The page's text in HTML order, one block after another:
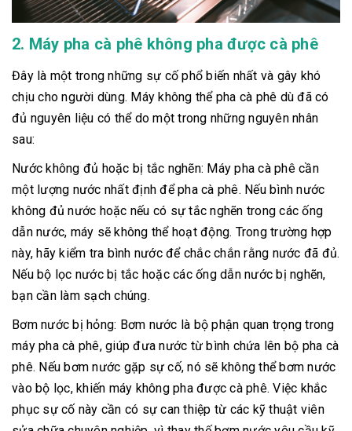
2. Máy pha cà phê không pha được cà phê
Đây là một trong những sự cố phổ biến nhất và gây khó
chịu cho người dùng. Máy không thể pha cà phê dù đã có
đủ nguyên liệu có thể do một trong những nguyên nhân
sau:
Nước không đủ hoặc bị tắc nghẽn: Máy pha cà phê cần
một lượng nước nhất định để pha cà phê. Nếu bình nước
không đủ nước hoặc nếu có sự tắc nghẽn trong các ống
dẫn nước, máy sẽ không thể hoạt động. Trong trường hợp
này, hãy kiểm tra bình nước để chắc chắn rằng nước đã đủ.
Nếu bộ lọc nước bị tắc hoặc các ống dẫn nước bị nghẽn,
bạn cần làm sạch chúng.
Bơm nước bị hỏng: Bơm nước là bộ phận quan trọng trong
máy pha cà phê, giúp đưa nước từ bình chứa lên bộ pha cà
phê. Nếu bơm nước gặp sự cố, nó sẽ không thể bơm nước
vào bộ lọc, khiến máy không pha được cà phê. Việc khắc
phục sự cố này cần có sự can thiệp từ các kỹ thuật viên